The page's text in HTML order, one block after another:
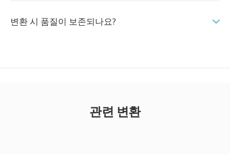
변환 시 품질이 보존되나요?
관련 변환